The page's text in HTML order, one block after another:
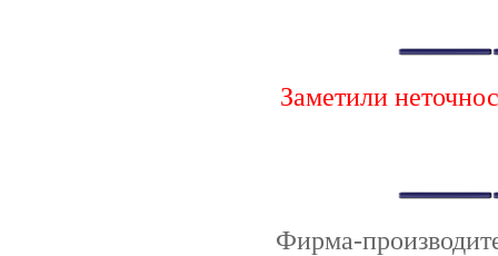
Заметили
Фирма-